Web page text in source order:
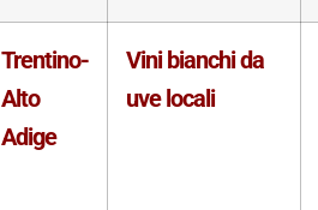
Trentino-
Alto
Adige
Vini bianchi da
uve locali